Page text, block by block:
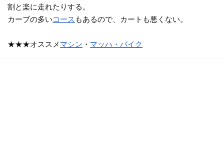
割と楽に走れたりする。
カーブの多いコース もあるので、カートも悪くない。
★★★オススメ マシン ・ マッハ・バイク